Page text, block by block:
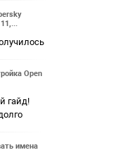
Open
гайд!
имена